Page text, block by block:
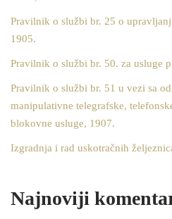
Pravilnik o službi br. 25 o
1905.
Pravilnik o službi br. 50. za usluge
Pravilnik o službi br. 51 u vezi sa
manipulativne telegrafske,
blokovne usluge, 1907.
Izgradnja i rad uskotračnih
Najnoviji